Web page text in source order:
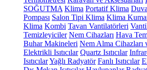
SOĞUTMA Klima Portatif Klima
Pompası Salon Tipi Klima Klima
Klima Kombi Tavan Vantilatörleri
Temizleyiciler Nem Cihazları Hava
Buhar Makineleri Nem Alma Cihazları
Elektrikli Isıtıcılar Quartz Isıtıcılar
IsıtıcılarYağlı Radyatör Fanlı Isıtıcılar